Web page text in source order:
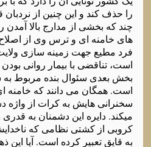
را حذف کند و این چنین از نردبان
چند که بخشی از مدارج بالا
های خامنه ای و ترس وی از اصلاح
فرد مطیع جهت زمینه سازی
است، تناقضی با بیمار روانی
بخش بعدی سئوال بنده مربوط
است. همگان می دانند که خامنه
سخنرانی هایش به کرات از واژه
میکند. دایره این دشمنان به
کروبی از کشتی نظامی که
به قایق تعبیر کرده است. آیا